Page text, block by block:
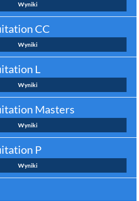
Wyniki
CC
Wyniki
L
Wyniki
Masters
Wyniki
P
Wyniki